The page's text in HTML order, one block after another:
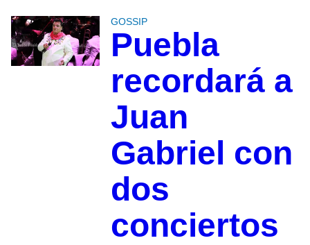
GOSSIP
Puebla
recordará a
Juan
Gabriel con
dos
conciertos